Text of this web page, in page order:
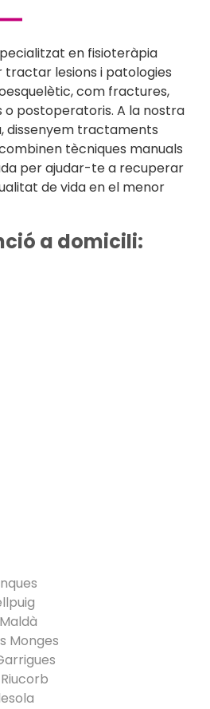
en fisioteràpia
lesions i patologies
com fractures,
o postoperatoris. A la nostra
dissenyem tractaments
tècniques manuals
per ajudar-te a recuperar
de vida en el menor
a domicili:
Monges